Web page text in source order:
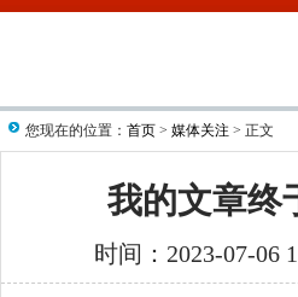
您现在的位置： 首页 > 媒体关注 > 正文
我的文章终
时间：2023-07-06